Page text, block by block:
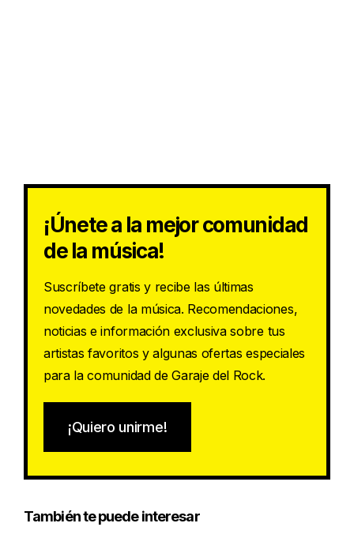
¡Únete a la mejor comunidad
de la música!
Suscríbete gratis y recibe las últimas
novedades de la música. Recomendaciones,
noticias e información exclusiva sobre tus
artistas favoritos y algunas ofertas especiales
para la comunidad de Garaje del Rock.
¡Quiero unirme!
También te puede interesar